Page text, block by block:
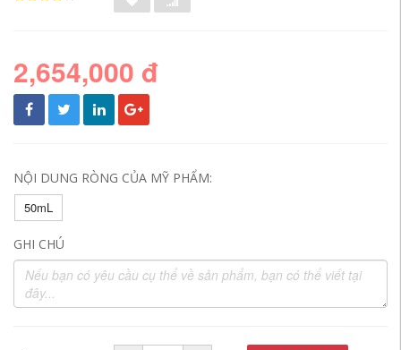
2,654,000 đ
NỘI DUNG RÒNG CỦA MỸ PHẨM:
50mL
GHI CHÚ